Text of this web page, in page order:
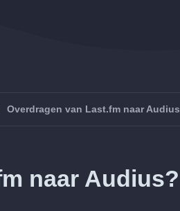
Overdragen van Last.fm naar Audius
naar Audius?